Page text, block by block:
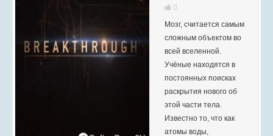
0
Мозг, считается самым
сложным объектом во
всей вселенной.
Учёные находятся в
постоянных поисках
раскрытия нового об
этой части тела.
Известно то, что как
атомы воды,